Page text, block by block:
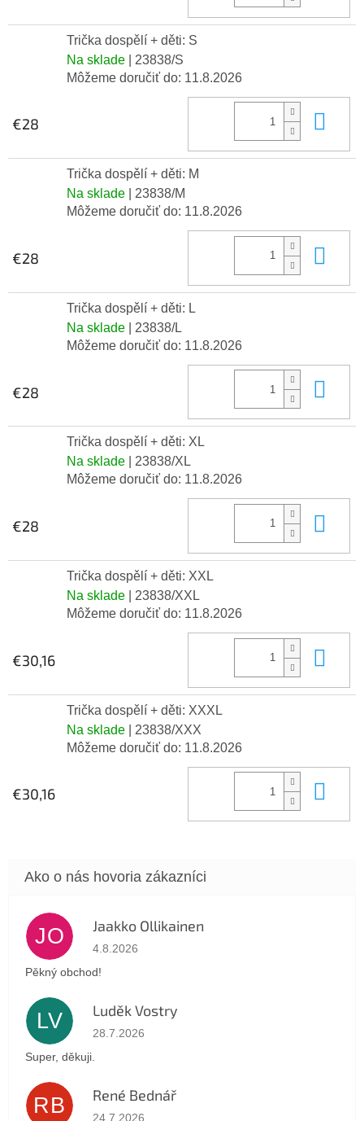
Trička dospělí + děti: S
Na sklade
| 23838/S
Môžeme doručiť do: 11.8.2026
€28
Trička dospělí + děti: M
Na sklade
| 23838/M
Môžeme doručiť do: 11.8.2026
€28
Trička dospělí + děti: L
Na sklade
| 23838/L
Môžeme doručiť do: 11.8.2026
€28
Trička dospělí + děti: XL
Na sklade
| 23838/XL
Môžeme doručiť do: 11.8.2026
€28
Trička dospělí + děti: XXL
Na sklade
| 23838/XXL
Môžeme doručiť do: 11.8.2026
€30,16
Trička dospělí + děti: XXXL
Na sklade
| 23838/XXX
Môžeme doručiť do: 11.8.2026
€30,16
JO Jaakko Ollikainen
Hodnotenie obchodu je 5 z 5 hviezdičiek.
4.8.2026
Pěkný obchod!
LV Luděk Vostry
Hodnotenie obchodu je 5 z 5 hviezdičiek.
28.7.2026
Super, děkuji.
RB René Bednář
Hodnotenie obchodu je 5 z 5 hviezdičiek.
24.7.2026